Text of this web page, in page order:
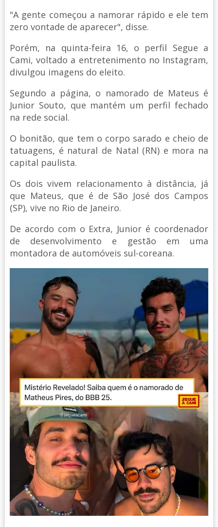
"A gente começou a namorar rápido e ele tem
zero vontade de aparecer", disse.
Porém, na quinta-feira 16, o perfil Segue a
Cami, voltado a entretenimento no Instagram,
divulgou imagens do eleito.
Segundo a página, o namorado de Mateus é
Junior Souto, que mantém um perfil fechado
na rede social.
O bonitão, que tem o corpo sarado e cheio de
tatuagens, é natural de Natal (RN) e mora na
capital paulista.
Os dois vivem relacionamento à distância, já
que Mateus, que é de São José dos Campos
(SP), vive no Rio de Janeiro.
De acordo com o Extra, Junior é coordenador
de desenvolvimento e gestão em uma
montadora de automóveis sul-coreana.